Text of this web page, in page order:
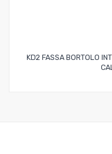
KD2 FASSA BORTOLO